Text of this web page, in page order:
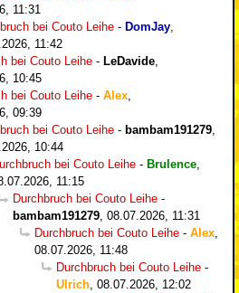
11:31
bei Couto Leihe - DomJay
11:42
bei Couto Leihe - LeDavide
10:45
bei Couto Leihe - Alex
09:39
bei Couto Leihe - bambam191279
10:44
bei Couto Leihe - Brulence
11:15
Durchbruch bei Couto Leihe -
bambam191279 08.07.2026, 11:31
Durchbruch bei Couto Leihe - Alex
08.07.2026, 11:48
Durchbruch bei Couto Leihe -
Ulrich 08.07.2026, 12:02